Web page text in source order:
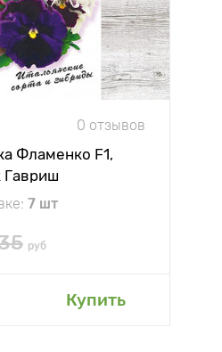
0 отзывов
Фламенко F1,
Гавриш
7 шт
руб
Купить